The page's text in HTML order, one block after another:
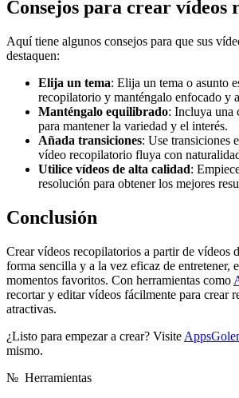
Consejos para crear vídeos
Aquí tiene algunos consejos para que sus
destaquen:
Elija un tema: Elija un tema o asunto
recopilatorio y manténgalo enfocado y
Manténgalo equilibrado: Incluya una
para mantener la variedad y el interés.
Añada transiciones: Use transiciones
vídeo recopilatorio fluya con
Utilice vídeos de alta calidad:
resolución para obtener los mejores
Conclusión
Crear vídeos recopilatorios a partir de vídeos
forma sencilla y a la vez eficaz de entretener,
momentos favoritos. Con herramientas como
recortar y editar vídeos fácilmente para crear
atractivas.
¿Listo para empezar a crear? Visite
mismo.
№ Herramientas